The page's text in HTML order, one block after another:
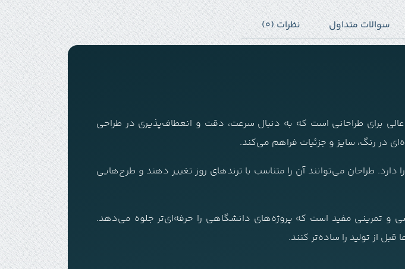
سوالات متداول نظرات (0)
برای طراحانی است که به دنبال سرعت، دقت و انعطاف‌پذیری در طراحی
در رنگ، سایز و جزئیات فراهم می‌کند.
طراحان می‌توانند آن را متناسب با ترندهای روز تغییر دهند و طرح‌هایی
و تمرینی مفید است که پروژه‌های دانشگاهی را حرفه‌ای‌تر جلوه می‌دهد.
از تولید را ساده‌تر کنند.